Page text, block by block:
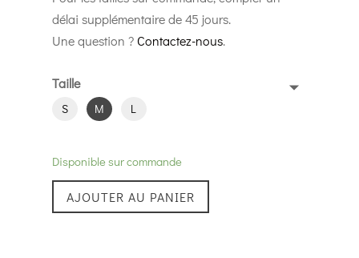
délai supplémentaire de 45 jours.
Une question ?Contactez-nous.
Taille
S M L
Disponible sur commande
AJOUTER AU PANIER